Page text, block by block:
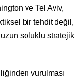
ve Tel Aviv,
bir tehdit değil,
uzun soluklu stratejik
vurulması